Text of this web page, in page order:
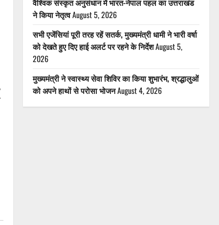
वैश्विक संस्कृत अनुसंधान में भारत-नेपाल पहल का उत्तराखंड
ने किया नेतृत्वAugust 5, 2026
सभी एजेंसियां पूरी तरह रहें सतर्क, मुख्यमंत्री धामी ने भारी वर्षा
को देखते हुए दिए हाई अलर्ट पर रहने के निर्देशAugust 5,
2026
मुख्यमंत्री ने स्वास्थ्य सेवा शिविर का किया शुभारंभ, श्रद्धालुओं
को अपने हाथों से परोसा भोजनAugust 4, 2026